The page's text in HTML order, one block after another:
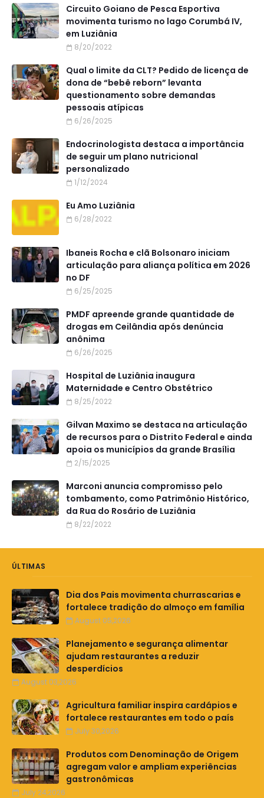
Circuito Goiano de Pesca Esportiva
movimenta turismo no lago Corumbá IV,
em Luziânia
8/20/2022
Qual o limite da CLT? Pedido de licença de
dona de “bebê reborn” levanta
questionamento sobre demandas
pessoais atípicas
6/26/2025
Endocrinologista destaca a importância
de seguir um plano nutricional
personalizado
1/12/2024
Eu Amo Luziânia
6/28/2022
Ibaneis Rocha e clã Bolsonaro iniciam
articulação para aliança política em 2026
no DF
6/25/2025
PMDF apreende grande quantidade de
drogas em Ceilândia após denúncia
anônima
6/26/2025
Hospital de Luziânia inaugura
Maternidade e Centro Obstétrico
8/25/2022
Gilvan Maximo se destaca na articulação
de recursos para o Distrito Federal e ainda
apoia os municípios da grande Brasília
2/15/2025
Marconi anuncia compromisso pelo
tombamento, como Patrimônio Histórico,
da Rua do Rosário de Luziânia
8/22/2022
ÚLTIMAS
Dia dos Pais movimenta churrascarias e
fortalece tradição do almoço em família
August 05,2026
Planejamento e segurança alimentar
ajudam restaurantes a reduzir
desperdícios
August 03,2026
Agricultura familiar inspira cardápios e
fortalece restaurantes em todo o país
July 30,2026
Produtos com Denominação de Origem
agregam valor e ampliam experiências
gastronômicas
July 24,2026